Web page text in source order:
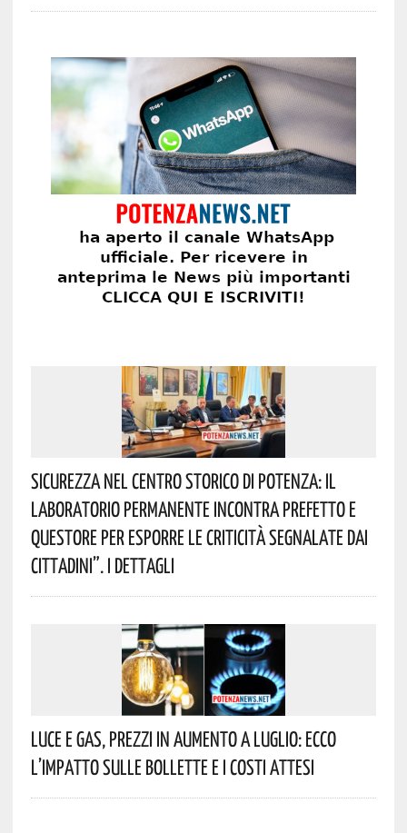
Sicurezza Nel Centro Storico Di Potenza: Il
Laboratorio Permanente Incontra Prefetto E
Questore Per Esporre Le Criticità Segnalate Dai
Cittadini”. I Dettagli
Luce E Gas, Prezzi In Aumento A Luglio: Ecco
L’impatto Sulle Bollette E I Costi Attesi